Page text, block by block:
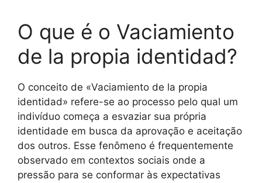
O que é o Vaciamiento
de la propia identidad?
O conceito de «Vaciamiento de la propia
identidad» refere-se ao processo pelo qual um
indivíduo começa a esvaziar sua própria
identidade em busca da aprovação e aceitação
dos outros. Esse fenômeno é frequentemente
observado em contextos sociais onde a
pressão para se conformar às expectativas